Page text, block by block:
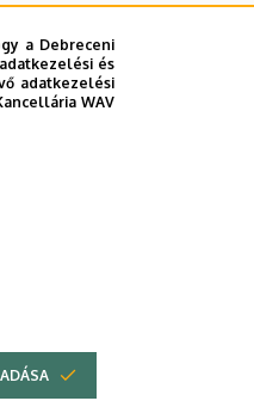
(1989)
Nagy öröm
fejlődés
jövőben is
a Debreceni
és
adatkezelési
WAV